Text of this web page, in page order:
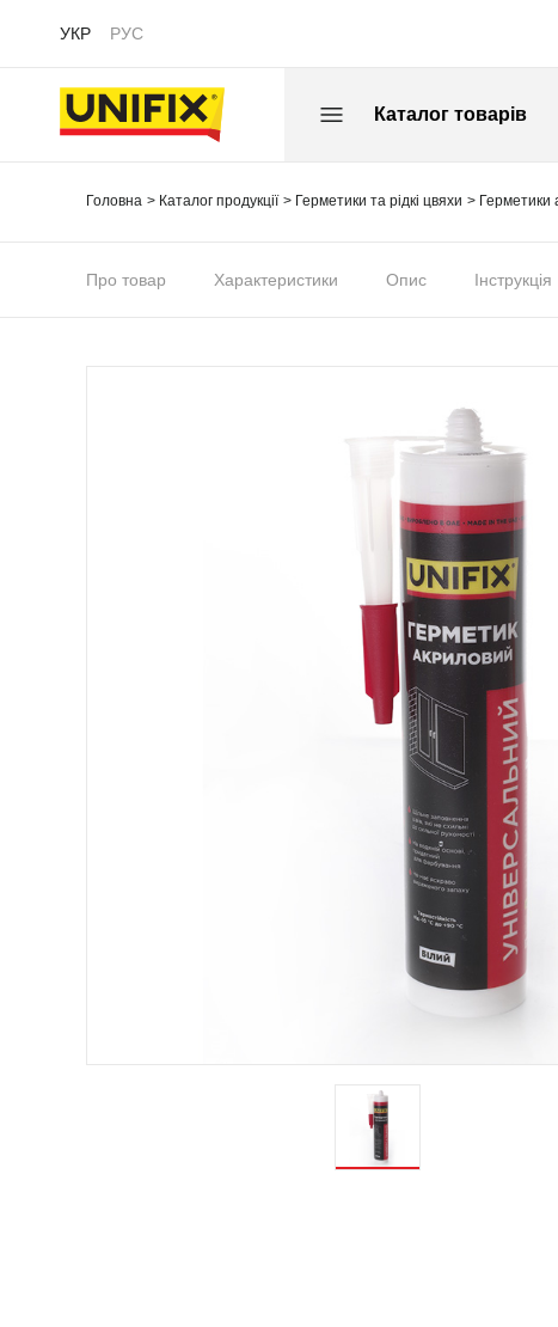
УКР РУС
Каталог товарів
Головна Каталог продукції Герметики та рідкі цвяхи Герметики
Про товар Характеристики Опис Інструкція